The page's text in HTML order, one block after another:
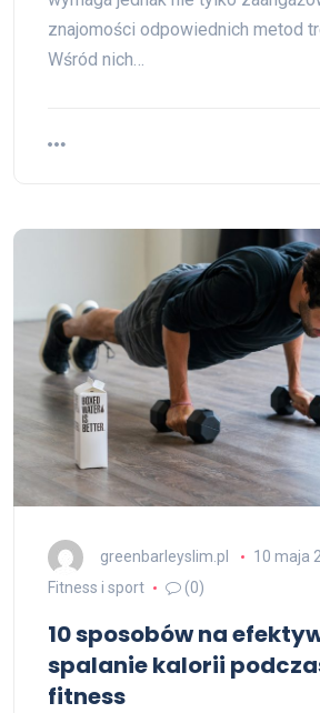
znajomości odpowiednich metod
Wśród nich…
greenbarleyslim.pl
10 maja
Fitness i sport
(0)
10 sposobów na
spalanie kalorii
fitness